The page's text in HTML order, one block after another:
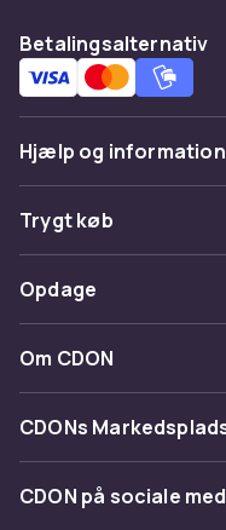
Betalingsalternativ
Hjælp og information
Ofte stillede
Spor pakke
Fortryd & returner her
Kontakt os
Trygt køb
Betaling
Levering
Tilbagekaldelser
Opdage
Kategorier
Maerke
Om CDON
Om os
Kundeanmeldelser
Arbejd på CDON
CDONs
Merchant Help
CDON på sociale